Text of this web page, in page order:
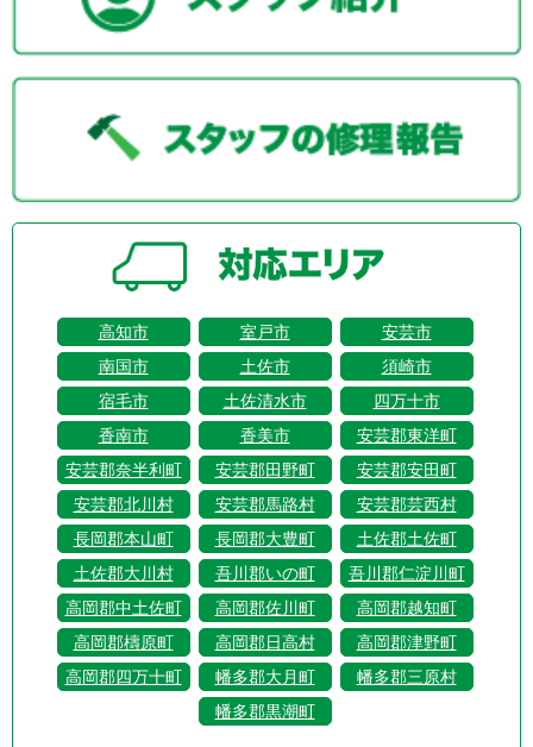
高知市 室戸市
安芸市
南国市
土佐市
須崎市
宿毛市
土佐清水市
四万十市
香南市
香美市
安芸郡東洋町
安芸郡奈半利町
安芸郡田野町
安芸郡安田町
安芸郡北川村
安芸郡馬路村
安芸郡芸西村
長岡郡本山町
長岡郡大豊町
土佐郡土佐町
土佐郡大川村
吾川郡いの町
吾川郡仁淀川町
高岡郡中土佐町
高岡郡佐川町
高岡郡越知町
高岡郡檮原町
高岡郡日高村
高岡郡津野町
高岡郡四万十町
幡多郡大月町
幡多郡三原村
幡多郡黒潮町